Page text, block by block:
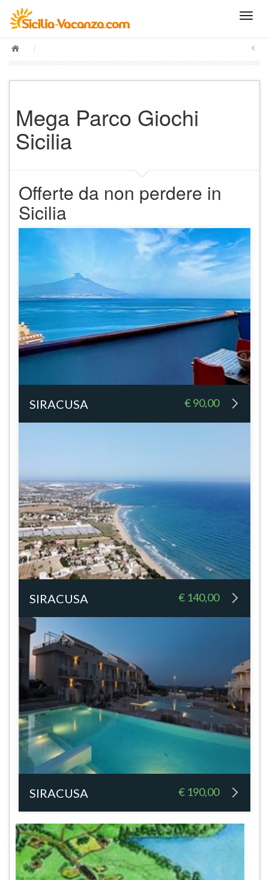
/
Mega Parco Giochi
Sicilia
Offerte da non perdere in
Sicilia
SIRACUSA € 90,00
SIRACUSA € 140,00
SIRACUSA € 190,00